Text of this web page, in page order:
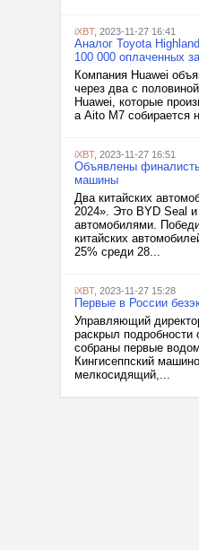
iXBT, 2023-11-27 16:41
Аналог Toyota
100 000 оплаченных
Компания Huawei
через два с
Huawei, которые
а Aito M7 собирается
iXBT, 2023-11-27 16:51
Объявлены
машины
Два китайских
2024». Это BYD Seal
автомобилями.
китайских
25% среди 28...
iXBT, 2023-11-27 15:28
Первые в России
Управляющий
раскрыл подробности
собраны первые
Кингисеппский
мелкосидящий,...